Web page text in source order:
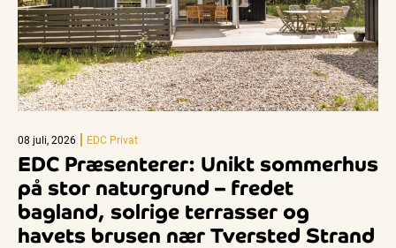
08 juli, 2026 EDC Privat
EDC Præsenterer: Unikt sommerhus
på stor naturgrund – fredet
bagland, solrige terrasser og
havets brusen nær Tversted Strand